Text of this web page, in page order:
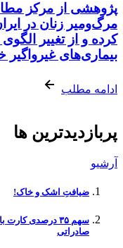
پژوهشی از مرکز
مرگ‌ومیر زنان در
کرده و از تغییر
بیماری‌های
ادامه مطلب
پربازدیدترین ها
آرشیو
ضیافتِ اشک و خاک!
سهم ۳۵ درصدی
صادراتی